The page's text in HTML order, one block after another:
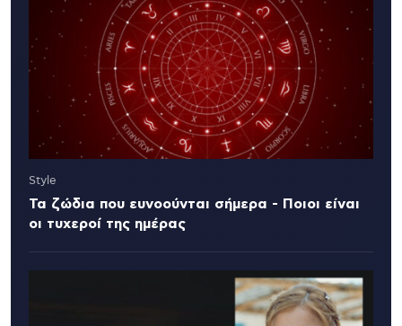
Style
Τα ζώδια που ευνοούνται σήμερα - Ποιοι είναι
οι τυχεροί της ημέρας